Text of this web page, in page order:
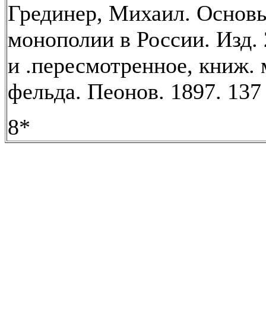
Грединер, Михаил.
монополии в России.
и .пересмотренное, книж.
фельда. Пеонов. 1897.
8*